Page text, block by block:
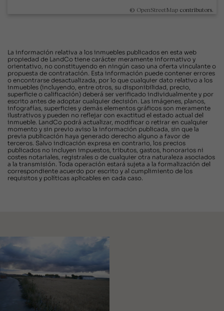
© OpenStreetMap contributors.
La información relativa a los inmuebles publicados en esta web
propiedad de LandCo tiene carácter meramente informativo y
orientativo, no constituyendo en ningún caso una oferta vinculante o
propuesta de contratación. Esta información puede contener errores
o encontrarse desactualizada, por lo que cualquier dato relativo a los
inmuebles (incluyendo, entre otros, su disponibilidad, precio,
superficie o calificación) deberá ser verificado individualmente y por
escrito antes de adoptar cualquier decisión. Las imágenes, planos,
infografías, superficies y demás elementos gráficos son meramente
ilustrativos y pueden no reflejar con exactitud el estado actual del
inmueble. LandCo podrá actualizar, modificar o retirar en cualquier
momento y sin previo aviso la información publicada, sin que la
previa publicación haya generado derecho alguno a favor de
terceros. Salvo indicación expresa en contrario, los precios
publicados no incluyen impuestos, tributos, gastos, honorarios ni
costes notariales, registrales o de cualquier otra naturaleza asociados
a la transmisión. Toda operación estará sujeta a la formalización del
correspondiente acuerdo por escrito y al cumplimiento de los
requisitos y políticas aplicables en cada caso.